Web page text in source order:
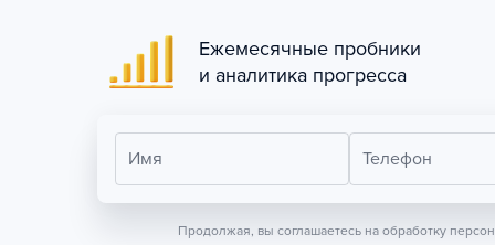
Ежемесячные пробники
и аналитика прогресса
Имя Телефон
Продолжая, вы соглашаетесь на обработку